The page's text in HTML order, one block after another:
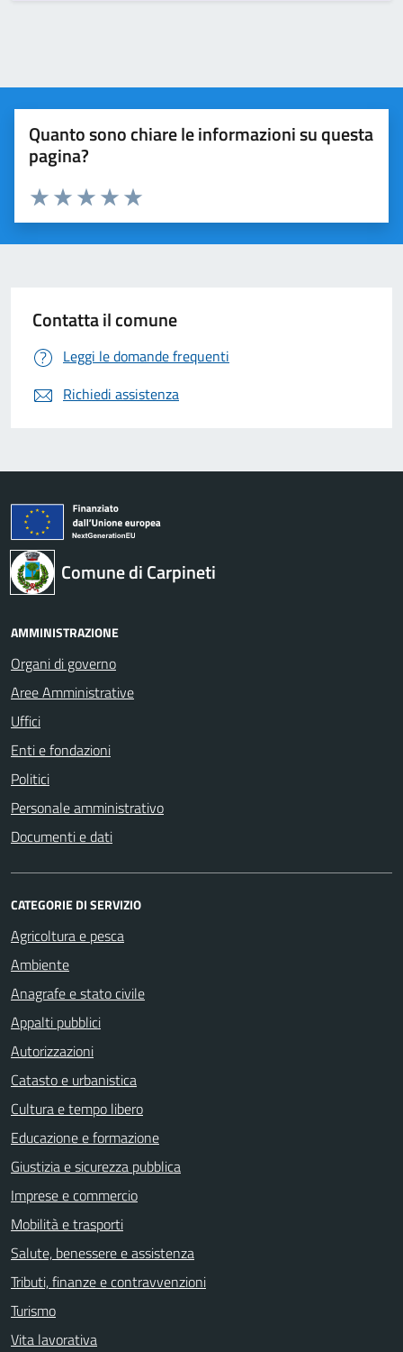
Quanto sono chiare le informazioni su questa
pagina?
Valuta 5 stelle su 5
Valuta 4 stelle su 5
Valuta 3 stelle su 5
Valuta 2 stelle su 5
Valuta 1 stelle su 5
Contatta il comune
Leggi le domande frequenti
Richiedi assistenza
Comune di Carpineti
AMMINISTRAZIONE
Organi di governo
Aree Amministrative
Uffici
Enti e fondazioni
Politici
Personale amministrativo
Documenti e dati
CATEGORIE DI SERVIZIO
Agricoltura e pesca
Ambiente
Anagrafe e stato civile
Appalti pubblici
Autorizzazioni
Catasto e urbanistica
Cultura e tempo libero
Educazione e formazione
Giustizia e sicurezza pubblica
Imprese e commercio
Mobilità e trasporti
Salute, benessere e assistenza
Tributi, finanze e contravvenzioni
Turismo
Vita lavorativa